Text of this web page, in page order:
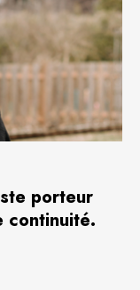
porteur
continuité.